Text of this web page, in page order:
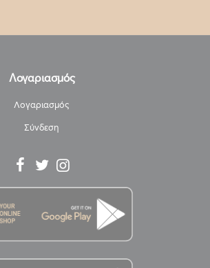
Λογαριασμός
Λογαριασμός
Σύνδεση